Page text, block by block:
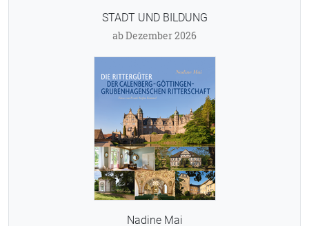
STADT UND BILDUNG
ab Dezember 2026
Nadine Mai